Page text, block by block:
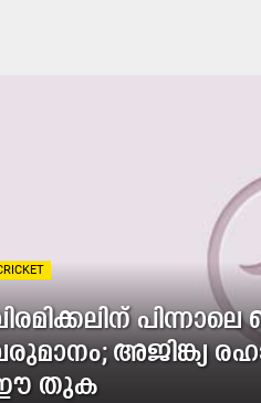
അജിങ്ക്യ
തുക